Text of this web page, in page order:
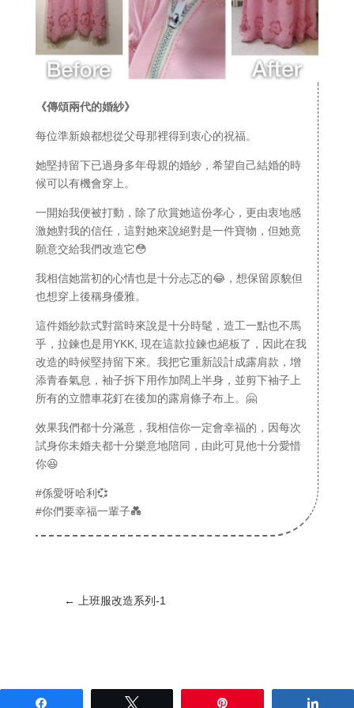
《傳頌兩代的婚紗》
每位準新娘都想從父母那裡得到衷心的祝福。
她堅持留下已過身多年母親的婚紗，希望自己結婚的時
候可以有機會穿上。
一開始我便被打動，除了欣賞她這份孝心，更由衷地感
激她對我的信任，這對她來說絕對是一件寶物，但她竟
願意交給我們改造它😳
我相信她當初的心情也是十分忐忑的😂，想保留原貌但
也想穿上後稱身優雅。
這件婚紗款式對當時來說是十分時髦，造工一點也不馬
乎，拉鍊也是用YKK, 現在這款拉鍊也絕板了，因此在我
改造的時候堅持留下來。我把它重新設計成露肩款，增
添青春氣息，袖子拆下用作加闊上半身，並剪下袖子上
所有的立體車花釘在後加的露肩條子布上。🤗
效果我們都十分滿意，我相信你一定會幸福的，因每次
試身你未婚夫都十分樂意地陪同，由此可見他十分愛惜
你😆
#係愛呀哈利💞
#你們要幸福一輩子💑
← 上班服改造系列-1